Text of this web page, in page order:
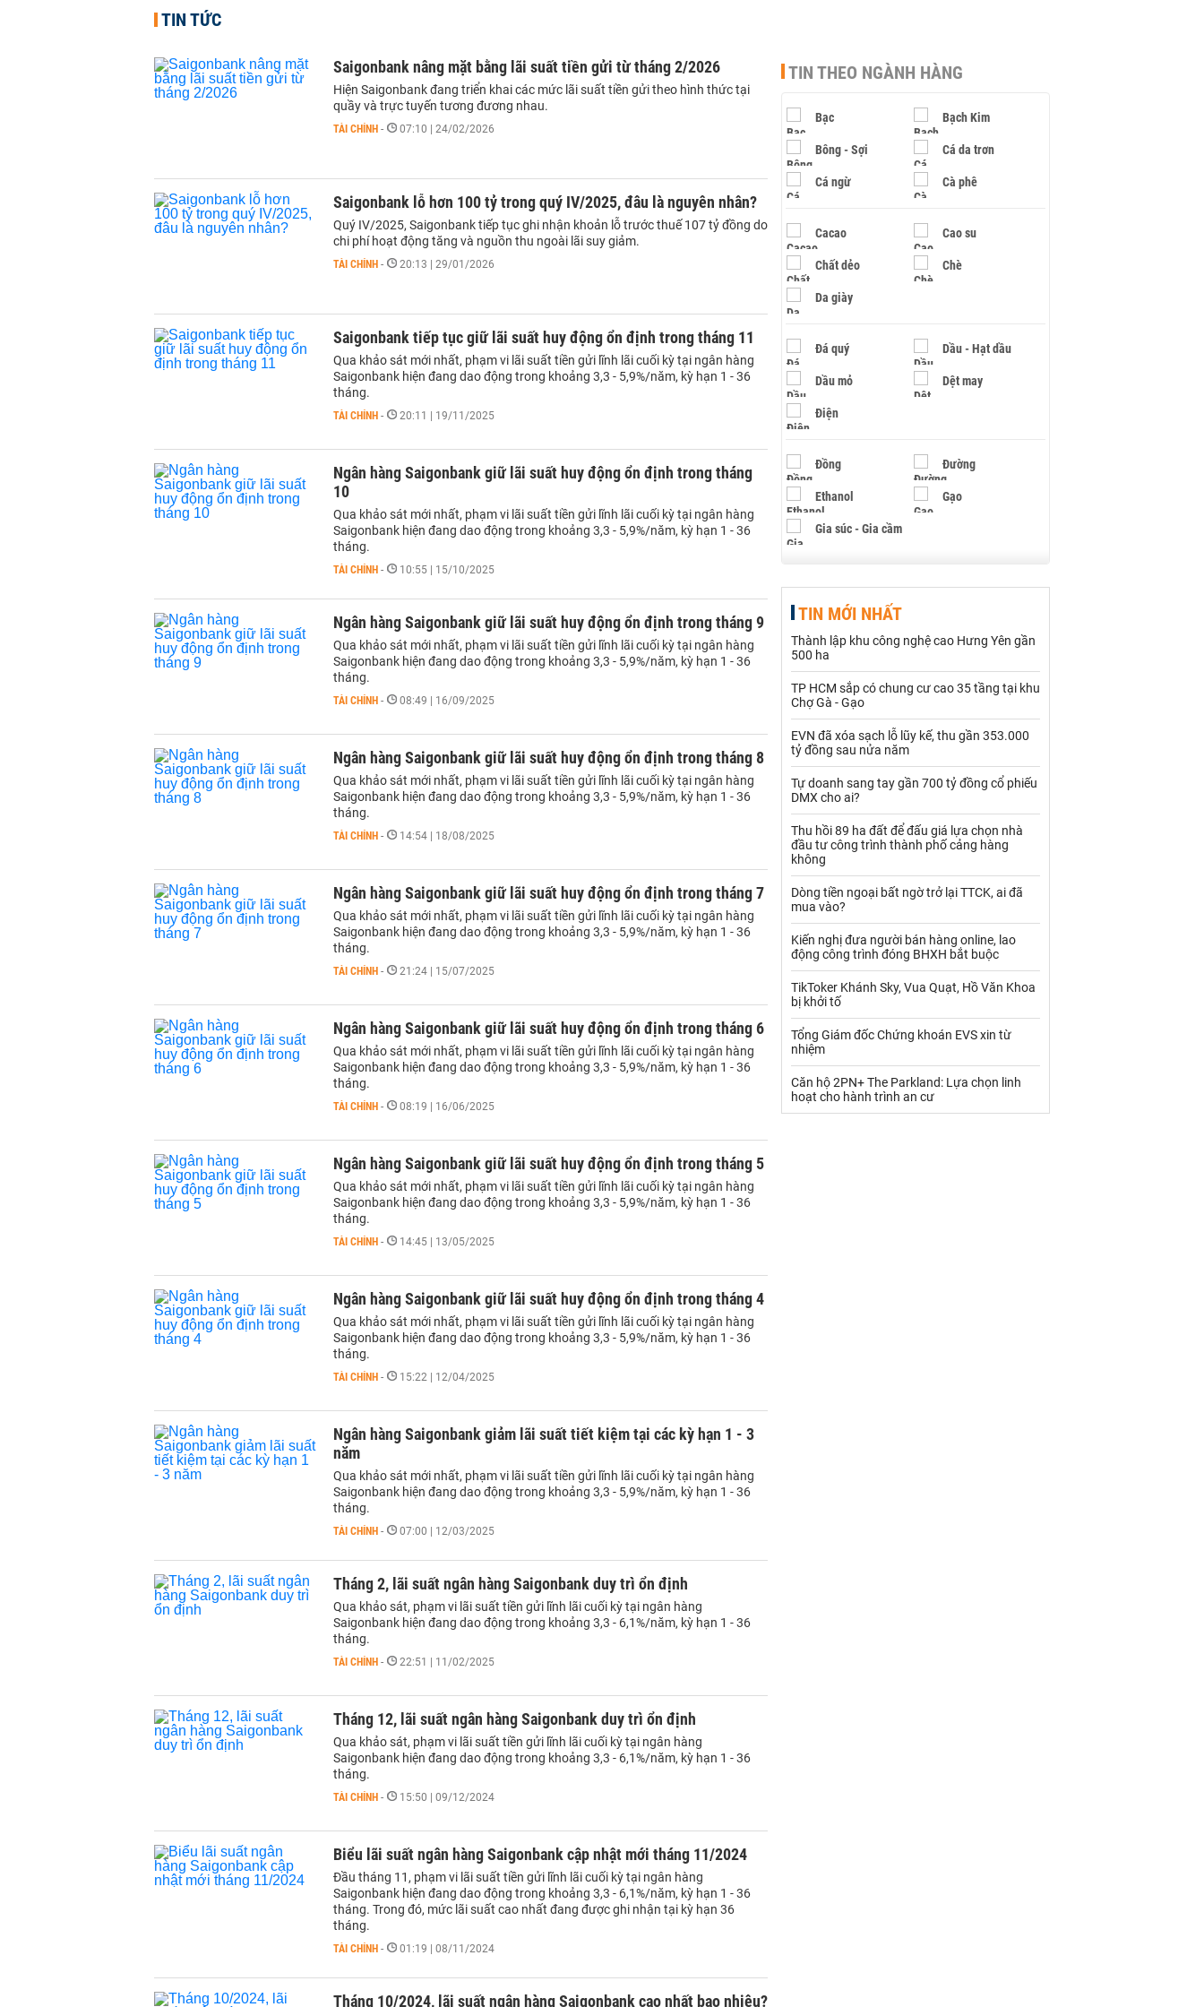
TIN TỨC
Saigonbank nâng mặt bằng lãi suất tiền gửi từ tháng 2/2026
Hiện Saigonbank đang triển khai các mức lãi suất tiền gửi theo hình thức tại
quầy và trực tuyến tương đương nhau.
TÀI CHÍNH - 07:10 | 24/02/2026
Saigonbank lỗ hơn 100 tỷ trong quý IV/2025, đâu là nguyên nhân?
Quý IV/2025, Saigonbank tiếp tục ghi nhận khoản lỗ trước thuế 107 tỷ đồng do
chi phí hoạt động tăng và nguồn thu ngoài lãi suy giảm.
TÀI CHÍNH - 20:13 | 29/01/2026
Saigonbank tiếp tục giữ lãi suất huy động ổn định trong tháng 11
Qua khảo sát mới nhất, phạm vi lãi suất tiền gửi lĩnh lãi cuối kỳ tại ngân hàng
Saigonbank hiện đang dao động trong khoảng 3,3 - 5,9%/năm, kỳ hạn 1 - 36
tháng.
TÀI CHÍNH - 20:11 | 19/11/2025
Ngân hàng Saigonbank giữ lãi suất huy động ổn định trong tháng
10
Qua khảo sát mới nhất, phạm vi lãi suất tiền gửi lĩnh lãi cuối kỳ tại ngân hàng
Saigonbank hiện đang dao động trong khoảng 3,3 - 5,9%/năm, kỳ hạn 1 - 36
tháng.
TÀI CHÍNH - 10:55 | 15/10/2025
Ngân hàng Saigonbank giữ lãi suất huy động ổn định trong tháng 9
Qua khảo sát mới nhất, phạm vi lãi suất tiền gửi lĩnh lãi cuối kỳ tại ngân hàng
Saigonbank hiện đang dao động trong khoảng 3,3 - 5,9%/năm, kỳ hạn 1 - 36
tháng.
TÀI CHÍNH - 08:49 | 16/09/2025
Ngân hàng Saigonbank giữ lãi suất huy động ổn định trong tháng 8
Qua khảo sát mới nhất, phạm vi lãi suất tiền gửi lĩnh lãi cuối kỳ tại ngân hàng
Saigonbank hiện đang dao động trong khoảng 3,3 - 5,9%/năm, kỳ hạn 1 - 36
tháng.
TÀI CHÍNH - 14:54 | 18/08/2025
Ngân hàng Saigonbank giữ lãi suất huy động ổn định trong tháng 7
Qua khảo sát mới nhất, phạm vi lãi suất tiền gửi lĩnh lãi cuối kỳ tại ngân hàng
Saigonbank hiện đang dao động trong khoảng 3,3 - 5,9%/năm, kỳ hạn 1 - 36
tháng.
TÀI CHÍNH - 21:24 | 15/07/2025
Ngân hàng Saigonbank giữ lãi suất huy động ổn định trong tháng 6
Qua khảo sát mới nhất, phạm vi lãi suất tiền gửi lĩnh lãi cuối kỳ tại ngân hàng
Saigonbank hiện đang dao động trong khoảng 3,3 - 5,9%/năm, kỳ hạn 1 - 36
tháng.
TÀI CHÍNH - 08:19 | 16/06/2025
Ngân hàng Saigonbank giữ lãi suất huy động ổn định trong tháng 5
Qua khảo sát mới nhất, phạm vi lãi suất tiền gửi lĩnh lãi cuối kỳ tại ngân hàng
Saigonbank hiện đang dao động trong khoảng 3,3 - 5,9%/năm, kỳ hạn 1 - 36
tháng.
TÀI CHÍNH - 14:45 | 13/05/2025
Ngân hàng Saigonbank giữ lãi suất huy động ổn định trong tháng 4
Qua khảo sát mới nhất, phạm vi lãi suất tiền gửi lĩnh lãi cuối kỳ tại ngân hàng
Saigonbank hiện đang dao động trong khoảng 3,3 - 5,9%/năm, kỳ hạn 1 - 36
tháng.
TÀI CHÍNH - 15:22 | 12/04/2025
Ngân hàng Saigonbank giảm lãi suất tiết kiệm tại các kỳ hạn 1 - 3
năm
Qua khảo sát mới nhất, phạm vi lãi suất tiền gửi lĩnh lãi cuối kỳ tại ngân hàng
Saigonbank hiện đang dao động trong khoảng 3,3 - 5,9%/năm, kỳ hạn 1 - 36
tháng.
TÀI CHÍNH - 07:00 | 12/03/2025
Tháng 2, lãi suất ngân hàng Saigonbank duy trì ổn định
Qua khảo sát, phạm vi lãi suất tiền gửi lĩnh lãi cuối kỳ tại ngân hàng
Saigonbank hiện đang dao động trong khoảng 3,3 - 6,1%/năm, kỳ hạn 1 - 36
tháng.
TÀI CHÍNH - 22:51 | 11/02/2025
Tháng 12, lãi suất ngân hàng Saigonbank duy trì ổn định
Qua khảo sát, phạm vi lãi suất tiền gửi lĩnh lãi cuối kỳ tại ngân hàng
Saigonbank hiện đang dao động trong khoảng 3,3 - 6,1%/năm, kỳ hạn 1 - 36
tháng.
TÀI CHÍNH - 15:50 | 09/12/2024
Biểu lãi suất ngân hàng Saigonbank cập nhật mới tháng 11/2024
Đầu tháng 11, phạm vi lãi suất tiền gửi lĩnh lãi cuối kỳ tại ngân hàng
Saigonbank hiện đang dao động trong khoảng 3,3 - 6,1%/năm, kỳ hạn 1 - 36
tháng. Trong đó, mức lãi suất cao nhất đang được ghi nhận tại kỳ hạn 36
tháng.
TÀI CHÍNH - 01:19 | 08/11/2024
Tháng 10/2024, lãi suất ngân hàng Saigonbank cao nhất bao nhiêu?
TIN THEO NGÀNH HÀNG
Bạc Bạch Kim
Bông - Sợi Cá da trơn
Cá ngừ Cà phê
Cacao Cao su
Chất dẻo Chè
Da giày
Đá quý Dầu - Hạt dầu
Dầu mỏ Dệt may
Điện
Đồng Đường
Ethanol Gạo
Gia súc - Gia cầm
Hạt điều
Khí đốt
Kim loại khác Mắc ca
Muối Ngũ cốc
Nhựa - Hạt nhựa
Palladium Phân bón
Rau - Củ -Quả Sắt thép
Sữa
Than Thức ăn chăn nuôi
Thủy hải sản khác Tôm
Vàng
VLXD khác Xăng dầu
Xi măng - Clynker
TIN MỚI NHẤT
Thành lập khu công nghệ cao Hưng Yên gần
500 ha
TP HCM sắp có chung cư cao 35 tầng tại khu
Chợ Gà - Gạo
EVN đã xóa sạch lỗ lũy kế, thu gần 353.000
tỷ đồng sau nửa năm
Tự doanh sang tay gần 700 tỷ đồng cổ phiếu
DMX cho ai?
Thu hồi 89 ha đất để đấu giá lựa chọn nhà
đầu tư công trình thành phố cảng hàng
không
Dòng tiền ngoại bất ngờ trở lại TTCK, ai đã
mua vào?
Kiến nghị đưa người bán hàng online, lao
động công trình đóng BHXH bắt buộc
TikToker Khánh Sky, Vua Quạt, Hồ Văn Khoa
bị khởi tố
Tổng Giám đốc Chứng khoán EVS xin từ
nhiệm
Căn hộ 2PN+ The Parkland: Lựa chọn linh
hoạt cho hành trình an cư